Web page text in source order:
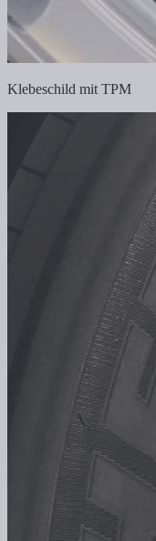
Klebeschild mit TPM